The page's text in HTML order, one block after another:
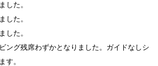
した。
した。
した。
ング残席わずかとなりました。ガイドなしシ
す。